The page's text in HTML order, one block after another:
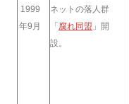
1999
年9月
ネットの落人群
「腐れ同盟 」開
設。